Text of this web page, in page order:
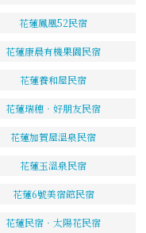
花蓮鳳凰52民宿
花蓮康晨有機果園民宿
花蓮養和屋民宿
花蓮瑞穗‧好朋友民宿
花蓮加賀屋溫泉民宿
花蓮玉溫泉民宿
花蓮6號美宿館民宿
花蓮民宿‧太陽花民宿